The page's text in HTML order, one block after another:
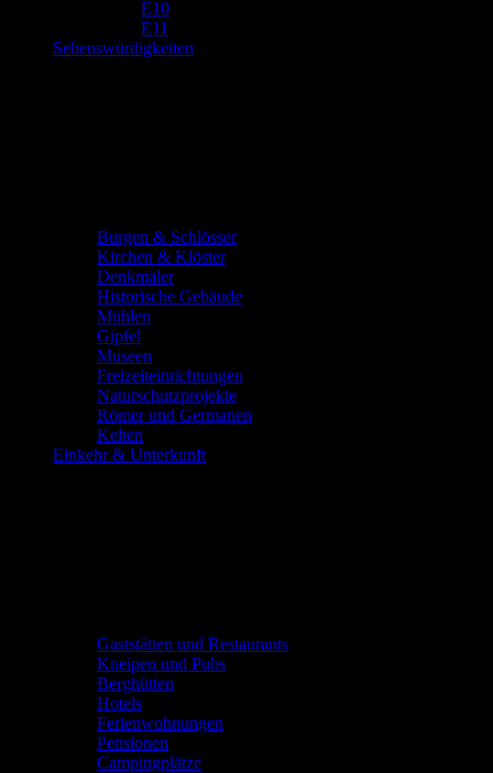
E10
E11
Sehenswürdigkeiten
Burgen & Schlösser
Kirchen & Klöster
Denkmäler
Historische Gebäude
Mühlen
Gipfel
Museen
Freizeiteinrichtungen
Naturschutzprojekte
Römer und Germanen
Kelten
Einkehr & Unterkunft
Gaststätten und Restaurants
Kneipen und Pubs
Berghütten
Hotels
Ferienwohnungen
Pensionen
Campingplätze